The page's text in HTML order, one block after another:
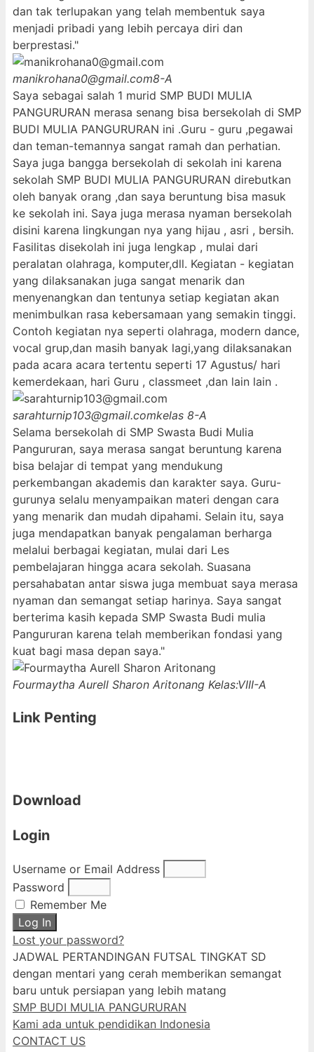
dan tak terlupakan yang telah membentuk saya
menjadi pribadi yang lebih percaya diri dan
berprestasi."
manikrohana0@gmail.com8-A
Saya sebagai salah 1 murid SMP BUDI MULIA
PANGURURAN merasa senang bisa bersekolah di SMP
BUDI MULIA PANGURURAN ini .Guru - guru ,pegawai
dan teman-temannya sangat ramah dan perhatian.
Saya juga bangga bersekolah di sekolah ini karena
sekolah SMP BUDI MULIA PANGURURAN direbutkan
oleh banyak orang ,dan saya beruntung bisa masuk
ke sekolah ini. Saya juga merasa nyaman bersekolah
disini karena lingkungan nya yang hijau , asri , bersih.
Fasilitas disekolah ini juga lengkap , mulai dari
peralatan olahraga, komputer,dll. Kegiatan - kegiatan
yang dilaksanakan juga sangat menarik dan
menyenangkan dan tentunya setiap kegiatan akan
menimbulkan rasa kebersamaan yang semakin tinggi.
Contoh kegiatan nya seperti olahraga, modern dance,
vocal grup,dan masih banyak lagi,yang dilaksanakan
pada acara acara tertentu seperti 17 Agustus/ hari
kemerdekaan, hari Guru , classmeet ,dan lain lain .
sarahturnip103@gmail.comkelas 8-A
Selama bersekolah di SMP Swasta Budi Mulia
Pangururan, saya merasa sangat beruntung karena
bisa belajar di tempat yang mendukung
perkembangan akademis dan karakter saya. Guru-
gurunya selalu menyampaikan materi dengan cara
yang menarik dan mudah dipahami. Selain itu, saya
juga mendapatkan banyak pengalaman berharga
melalui berbagai kegiatan, mulai dari Les
pembelajaran hingga acara sekolah. Suasana
persahabatan antar siswa juga membuat saya merasa
nyaman dan semangat setiap harinya. Saya sangat
berterima kasih kepada SMP Swasta Budi mulia
Pangururan karena telah memberikan fondasi yang
kuat bagi masa depan saya."
Fourmaytha Aurell Sharon Aritonang Kelas:VIII-A
Link Penting
Download
Login
Username or Email Address
Password
Remember Me
Log In
Lost your password?
JADWAL PERTANDINGAN FUTSAL TINGKAT SD
dengan mentari yang cerah memberikan semangat
baru untuk persiapan yang lebih matang
SMP BUDI MULIA PANGURURAN
Kami ada untuk pendidikan Indonesia
CONTACT US